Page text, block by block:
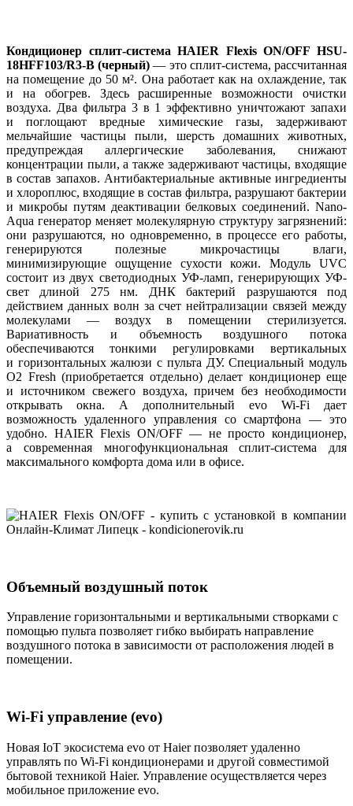
Кондиционер сплит-система HAIER Flexis ON/OFF HSU-
18HFF103/R3-B (черный) — это сплит-система, рассчитанная
на помещение до 50 м². Она работает как на охлаждение, так
и на обогрев. Здесь расширенные возможности очистки
воздуха. Два фильтра 3 в 1 эффективно уничтожают запахи
и поглощают вредные химические газы, задерживают
мельчайшие частицы пыли, шерсть домашних животных,
предупреждая аллергические заболевания, снижают
концентрации пыли, а также задерживают частицы, входящие
в состав запахов. Антибактериальные активные ингредиенты
и хлороплюс, входящие в состав фильтра, разрушают бактерии
и микробы путям деактивации белковых соединений. Nano-
Aqua генератор меняет молекулярную структуру загрязнений:
они разрушаются, но одновременно, в процессе его работы,
генерируются полезные микрочастицы влаги,
минимизирующие ощущение сухости кожи. Модуль UVC
состоит из двух светодиодных УФ-ламп, генерирующих УФ-
свет длиной 275 нм. ДНК бактерий разрушаются под
действием данных волн за счет нейтрализации связей между
молекулами — воздух в помещении стерилизуется.
Вариативность и объемность воздушного потока
обеспечиваются тонкими регулировками вертикальных
и горизонтальных жалюзи с пульта ДУ. Специальный модуль
O2 Fresh (приобретается отдельно) делает кондиционер еще
и источником свежего воздуха, причем без необходимости
открывать окна. А дополнительный evo Wi-Fi дает
возможность удаленного управления со смартфона — это
удобно. HAIER Flexis ON/OFF — не просто кондиционер,
а современная многофункциональная сплит-система для
максимального комфорта дома или в офисе.
Объемный воздушный поток
Управление горизонтальными и вертикальными створками с
помощью пульта позволяет гибко выбирать направление
воздушного потока в зависимости от расположения людей в
помещении.
Wi-Fi управление (evo)
Новая IoT экосистема evo от Haier позволяет удаленно
управлять по Wi-Fi кондиционерами и другой совместимой
бытовой техникой Haier. Управление осуществляется через
мобильное приложение evo.